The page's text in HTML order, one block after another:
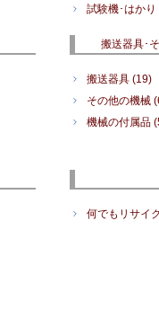
試験機･はかり
搬送器具･
搬送器具 (19)
その他の機械
機械の付属品
何でもリサイ